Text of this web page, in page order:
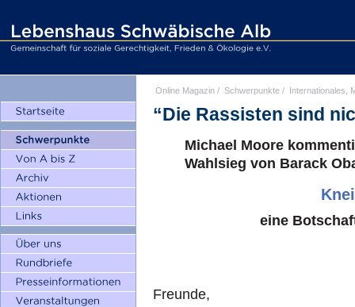
Online Magazin / Schwerpunkte / Internationales,
“Die Rassisten sind
Michael Moore
Wahlsieg von Barack
eine
Freunde,